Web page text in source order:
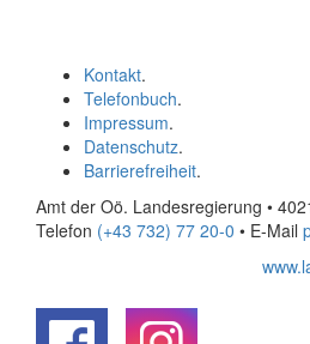
Kontakt.
Telefonbuch.
Impressum.
Datenschutz.
Barrierefreiheit.
Amt der Oö. Landesregierung •
Telefon (+43 732) 77 20-0 • E-Mail